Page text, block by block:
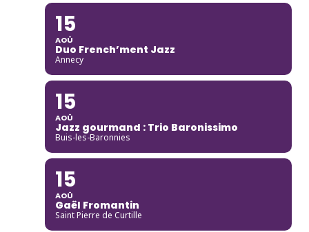
15
AOÛ
Duo French’ment Jazz
Annecy
15
AOÛ
Jazz gourmand : Trio Baronissimo
Buis-les-Baronnies
15
AOÛ
Gaël Fromantin
Saint Pierre de Curtille